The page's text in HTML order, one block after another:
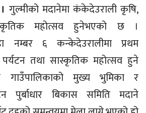
गुल्मीको मदानेमा कंकेदेउराली कृषि,
महोत्सव हुनेभएको छ ।
नम्बर ६ कन्केदेउरालीमा प्रथम
तथा सास्कृतिक महोत्सव हुने
गाउँपालिकाको मुख्य भुमिका र
पुर्बाधार बिकास समिति मदाने